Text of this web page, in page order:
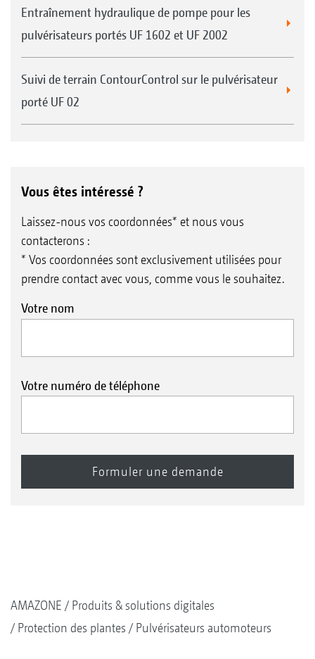
Entraînement hydraulique de pompe pour les
pulvérisateurs portés UF 1602 et UF 2002
Suivi de terrain ContourControl sur le pulvérisateur
porté UF 02
Vous êtes intéressé ?
Laissez-nous vos coordonnées* et nous vous
contacterons :
* Vos coordonnées sont exclusivement utilisées pour
prendre contact avec vous, comme vous le souhaitez.
Votre nom
Votre numéro de téléphone
AMAZONE
Produits & solutions digitales
Protection des plantes
Pulvérisateurs automoteurs